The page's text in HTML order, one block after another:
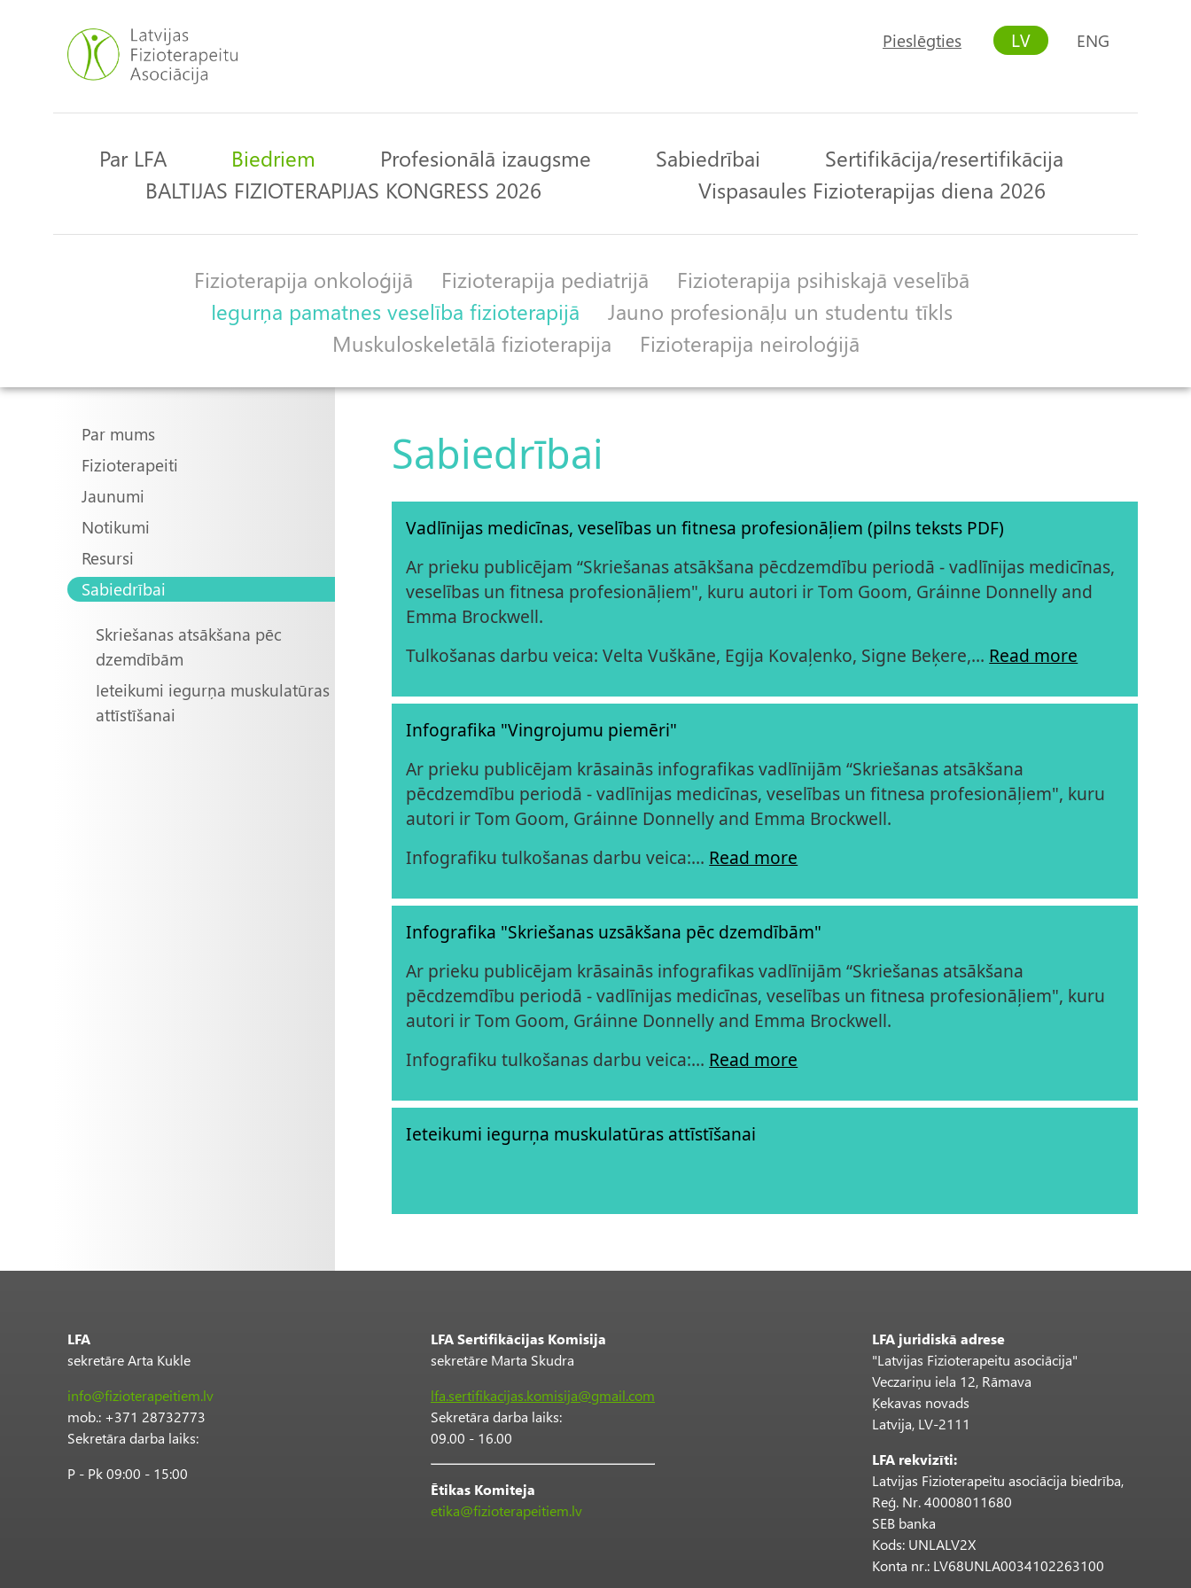
User
account
menu
Pieslēgties LV ENG
Main
Par LFA Biedriem Profesionālā izaugsme Sabiedrībai
Sertifikācija/resertifikācija
BALTIJAS FIZIOTERAPIJAS KONGRESS 2026
Vispasaules Fizioterapijas diena 2026
ApakšgrupasFizioterapija onkoloģijā Fizioterapija pediatrijā
Fizioterapija psihiskajā veselībā
Iegurņa pamatnes veselība fizioterapijā
Jauno profesionāļu un studentu tīkls
Muskuloskeletālā fizioterapija
Fizioterapija neiroloģijā
Main
navigation
Par mums
Fizioterapeiti
Jaunumi
Notikumi
Resursi
Sabiedrībai
Skriešanas atsākšana pēc
dzemdībām
Ieteikumi iegurņa muskulatūras
attīstīšanai
Sabiedrībai
Vadlīnijas medicīnas, veselības un fitnesa profesionāļiem (pilns teksts PDF)
Ar prieku publicējam “Skriešanas atsākšana pēcdzemdību periodā - vadlīnijas medicīnas,
veselības un fitnesa profesionāļiem", kuru autori ir Tom Goom, Gráinne Donnelly and
Emma Brockwell.
Tulkošanas darbu veica: Velta Vuškāne, Egija Kovaļenko, Signe Beķere,… Read more
Infografika "Vingrojumu piemēri"
Ar prieku publicējam krāsainās infografikas vadlīnijām “Skriešanas atsākšana
pēcdzemdību periodā - vadlīnijas medicīnas, veselības un fitnesa profesionāļiem", kuru
autori ir Tom Goom, Gráinne Donnelly and Emma Brockwell.
Infografiku tulkošanas darbu veica:… Read more
Infografika "Skriešanas uzsākšana pēc dzemdībām"
Ar prieku publicējam krāsainās infografikas vadlīnijām “Skriešanas atsākšana
pēcdzemdību periodā - vadlīnijas medicīnas, veselības un fitnesa profesionāļiem", kuru
autori ir Tom Goom, Gráinne Donnelly and Emma Brockwell.
Infografiku tulkošanas darbu veica:… Read more
Ieteikumi iegurņa muskulatūras attīstīšanai
LFA
sekretāre Arta Kukle
info@fizioterapeitiem.lv
mob.: +371 28732773
Sekretāra darba laiks:
P - Pk 09:00 - 15:00
LFA Sertifikācijas Komisija
sekretāre Marta Skudra
lfa.sertifikacijas.komisija@gmail.com
Sekretāra darba laiks:
09.00 - 16.00
Ētikas Komiteja
etika@fizioterapeitiem.lv
LFA juridiskā adrese
"Latvijas Fizioterapeitu asociācija"
Veczariņu iela 12, Rāmava
Ķekavas novads
Latvija, LV-2111
LFA rekvizīti:
Latvijas Fizioterapeitu asociācija biedrība,
Reģ. Nr. 40008011680
SEB banka
Kods: UNLALV2X
Konta nr.: LV68UNLA0034102263100